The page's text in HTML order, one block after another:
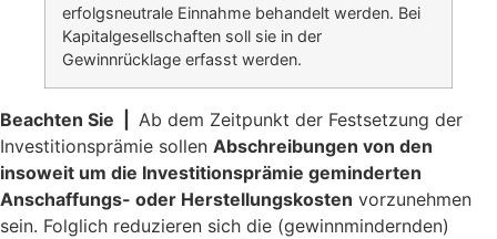
erfolgsneutrale Einnahme behandelt werden. Bei
Kapitalgesellschaften soll sie in der
Gewinnrücklage erfasst werden.
Beachten Sie | Ab dem Zeitpunkt der Festsetzung der
Investitionsprämie sollen Abschreibungen von den
insoweit um die Investitionsprämie geminderten
Anschaffungs- oder Herstellungskosten vorzunehmen
sein. Folglich reduzieren sich die (gewinnmindernden)